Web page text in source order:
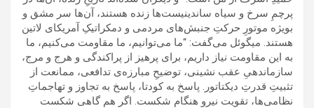
پرچمِ سرخ و سیاه ساندینیست‌ها زنده هستند، آن‌ها سر مشق و
بویژه موتورِ حرکتِ جنبش‌های مردمی و دمکراتیکِ آمریکای لاتین
هستند. میگوئل می‌گفت: “ما می‌توانیم، ما مقاومت می‌کنیم، ما
به این مقاومت نیاز داریم، برای پرهیز از پراکندگی و هرج و مرج،
سازماندهیِ عقب نشینی، توضیحِ مبارزه‌ی تدافعی، ممانعت از
تثبیتِ قدرتِ دیکتاتور. پاسخ به کودتا، پاسخ به تجاوز و تهاجماتِ
نظامی‌ها، تقویت نیرو هنگام شکست. اگر هم گاهی شکست